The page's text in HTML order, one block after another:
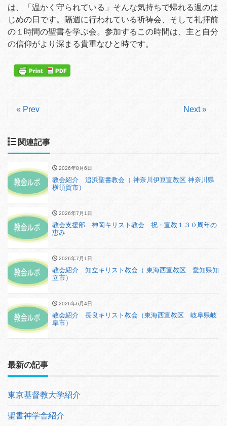
は、「温かく守られている」そんな気持ちで帰れる週のは
じめの日です。隔週に行われている祈祷会、そして礼拝前
の１時間の聖書を学ぶ会。参加するこの時間は、主と自分
の信仰がより深まる貴重なひと時です。
« Prev Next »
関連記事
2026年8月6日
教会紹介 追浜聖書教会（ 神奈川伊豆宣教区 神奈川県
横須賀市）
2026年7月1日
教会支援部 神岡キリスト教会 祝・宣教１３０周年の
恵み
2026年7月1日
教会紹介 知立キリスト教会（ 東海西宣教区 愛知県知
立市）
2026年6月4日
教会紹介 長良キリスト教会（東海西宣教区 岐阜県岐
阜市）
最新の記事
東京基督教大学紹介
聖書神学舎紹介